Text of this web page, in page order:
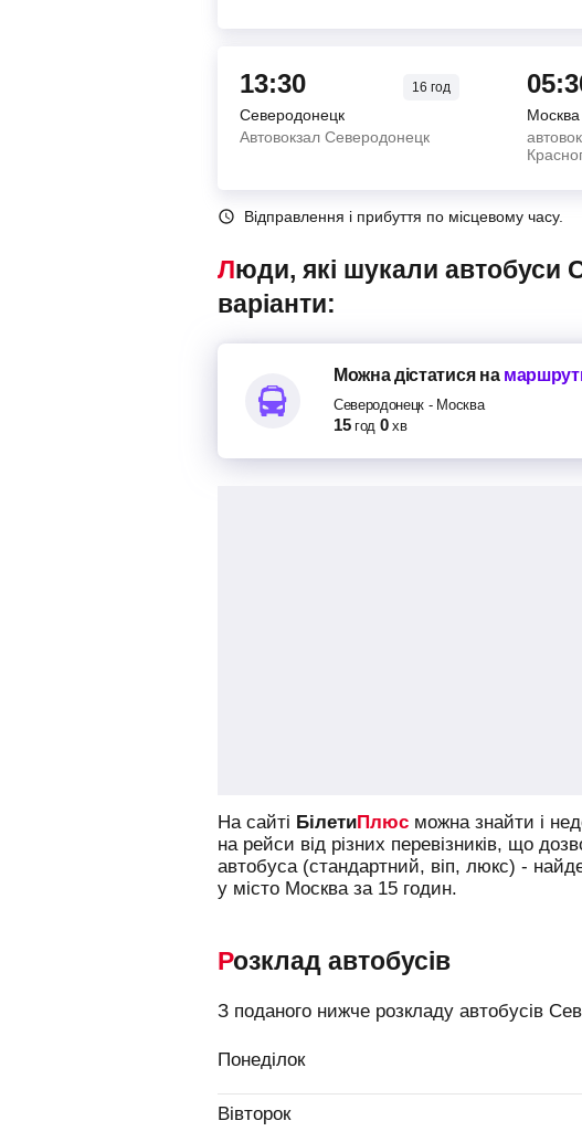
13:30 16 год
Северодонецк
Автовокзал Северодонецк
Москва
Відправлення і прибуття по місцевому часу.
Люди, які шукали автобуси Северодонецк – Москва, також переглядали наступні
варіанти:
Можна дістатисяна
Северодонецк - Москва
15 год 0 хв
На сайті БілетиПлюс можна знайти і
на рейси від різних перевізників, що
автобуса (стандартний, віп, люкс) -
у місто Москва за 15 годин.
Розклад автобусів
З поданого нижче розкладу автобусів
Понеділок
Вівторок